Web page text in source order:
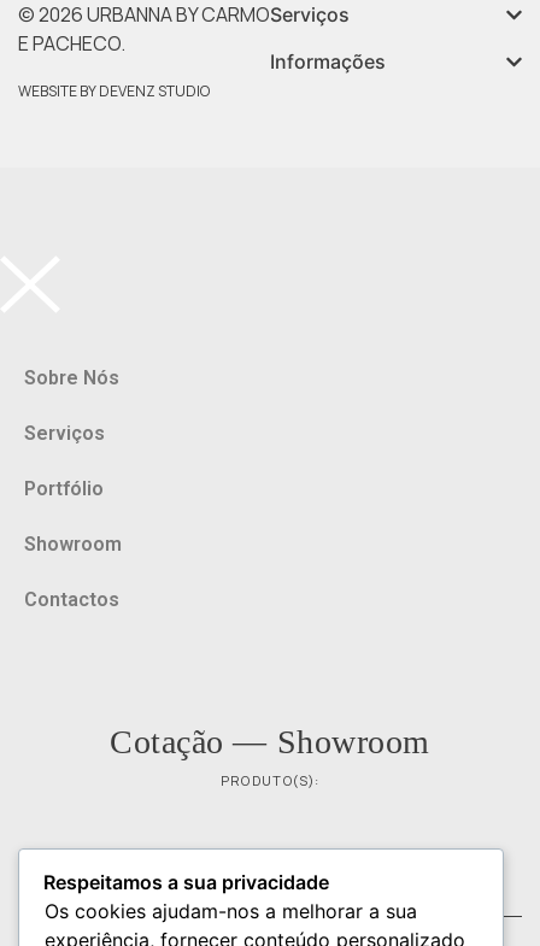
© 2026 URBANNA BY CARMO
E PACHECO.
WEBSITE BY DEVENZ STUDIO
Serviços
Informações
Respeitamos a sua privacidade
Os cookies ajudam-nos a melhorar a sua
experiência, fornecer conteúdo personalizado
Sobre Nós
Serviços
Portfólio
Showroom
Contactos
Cotação — Showroom
PRODUTO(S):
NOME EMAIL